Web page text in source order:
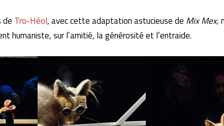
de Tro-Héol, avec cette adaptation astucieuse de Mix Mex,
humaniste, sur l’amitié, la générosité et l’entraide.